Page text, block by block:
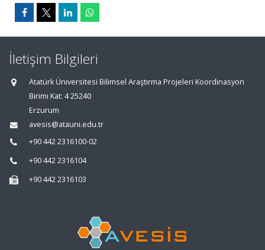
İletişim Bilgileri
Atatürk Üniversitesi Bilimsel Araştırma Projeleri Koordinasyon
Birimi Kat: 4 25240
Erzurum
avesis@atauni.edu.tr
+90 442 2316100-02
+90 442 2316104
+90 442 2316103